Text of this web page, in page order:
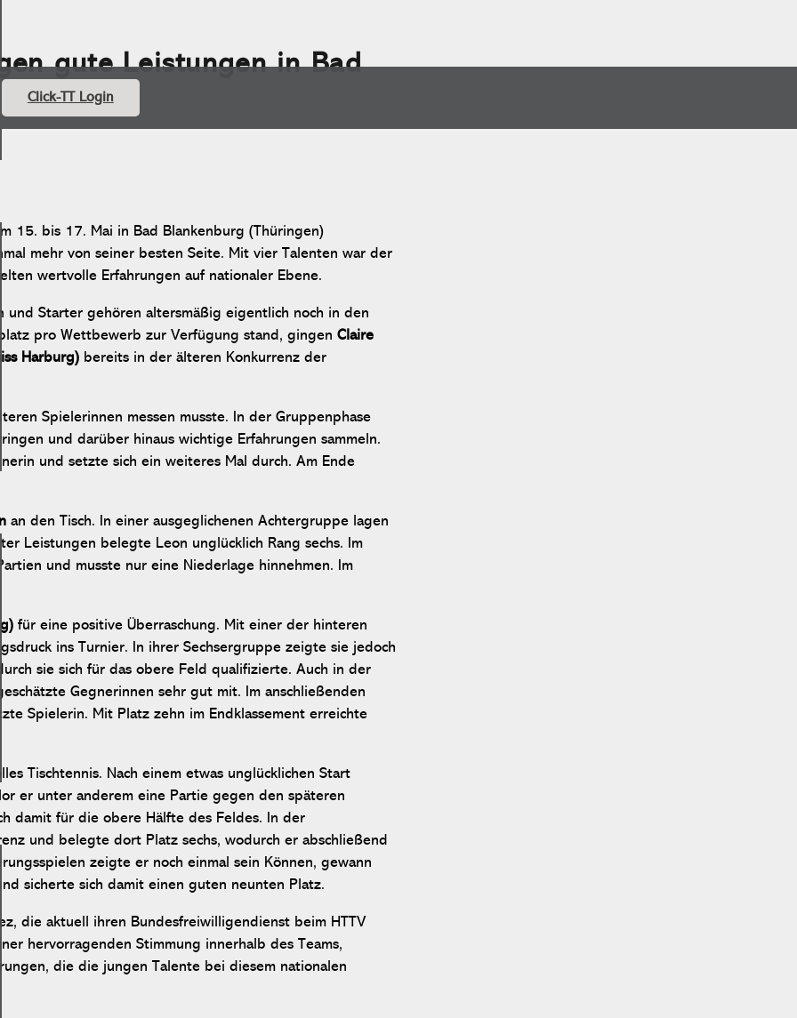
Click-TT Login
gute Leistungen in Bad
15. bis 17. Mai in Bad Blankenburg (Thüringen)
mehr von seiner besten Seite. Mit vier Talenten war der
wertvolle Erfahrungen auf nationaler Ebene.
und Starter gehören altersmäßig eigentlich noch in den
pro Wettbewerb zur Verfügung stand, gingen Claire
Harburg) bereits in der älteren Konkurrenz der
Spielerinnen messen musste. In der Gruppenphase
und darüber hinaus wichtige Erfahrungen sammeln.
und setzte sich ein weiteres Mal durch. Am Ende
an den Tisch. In einer ausgeglichenen Achtergruppe lagen
Leistungen belegte Leon unglücklich Rang sechs. Im
und musste nur eine Niederlage hinnehmen. Im
für eine positive Überraschung. Mit einer der hinteren
ins Turnier. In ihrer Sechsergruppe zeigte sie jedoch
sie sich für das obere Feld qualifizierte. Auch in der
Gegnerinnen sehr gut mit. Im anschließenden
Spielerin. Mit Platz zehn im Endklassement erreichte
Tischtennis. Nach einem etwas unglücklichen Start
er unter anderem eine Partie gegen den späteren
damit für die obere Hälfte des Feldes. In der
und belegte dort Platz sechs, wodurch er abschließend
zeigte er noch einmal sein Können, gewann
sicherte sich damit einen guten neunten Platz.
die aktuell ihren Bundesfreiwilligendienst beim HTTV
hervorragenden Stimmung innerhalb des Teams,
die die jungen Talente bei diesem nationalen